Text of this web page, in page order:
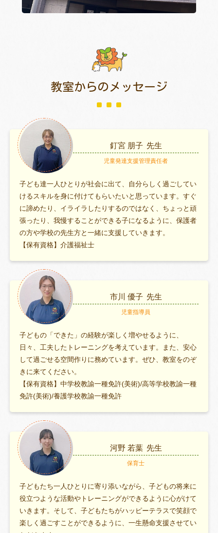
教室からのメッセージ
釘宮 朋子 先生
児童発達支援管理責任者
子ども達一人ひとりが社会に出て、自分らしく過ごしてい
けるスキルを身に付けてもらいたいと思っています。すぐ
に諦めたり、イライラしたりするのではなく、ちょっと頑
張ったり、我慢することができる子になるように、保護者
の方や学校の先生方と一緒に支援していきます。
【保有資格】介護福祉士
市川 優子 先生
児童指導員
子どもの「できた」の経験が楽しく増やせるように、
日々、工夫したトレーニングを考えています。また、安心
して過ごせる空間作りに務めています。ぜひ、教室をのぞ
きに来てください。
【保有資格】中学校教諭一種免許(美術)/高等学校教諭一種
免許(美術)/養護学校教諭一種免許
河野 若葉 先生
保育士
子どもたち一人ひとりに寄り添いながら、子どもの将来に
役立つような活動やトレーニングができるように心がけて
いきます。そして、子どもたちがハッピーテラスで笑顔で
楽しく過ごすことができるように、一生懸命支援させてい